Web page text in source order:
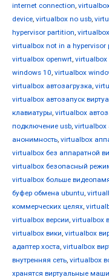
internet connection,
device, virtualbox no usb,
hypervisor partition,
virtualbox not in a hypervisor
virtualbox openwrt, virtualbox
windows 10, virtualbox
virtualbox автозагрузка,
virtualbox автозапуск
клавиатуры, virtualbox
подключение usb, virtualbox
анонимность, virtualbox
virtualbox без аппаратной
virtualbox безопасный
virtualbox больше
буфер обмена ubuntu,
коммерческих целях,
virtualbox версии, virtualbox
virtualbox вики, virtualbox
адаптер хоста, virtualbox
внутренняя сеть, virtualbox
хранятся виртуальные